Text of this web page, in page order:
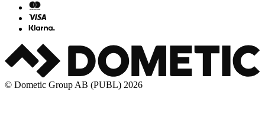
© Dometic Group AB (PUBL) 2026